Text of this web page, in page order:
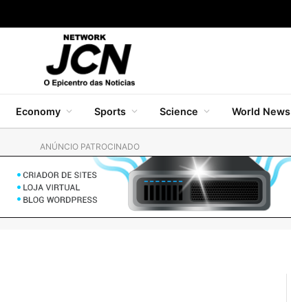
Economy Sports Science World News
ANÚNCIO PATROCINADO